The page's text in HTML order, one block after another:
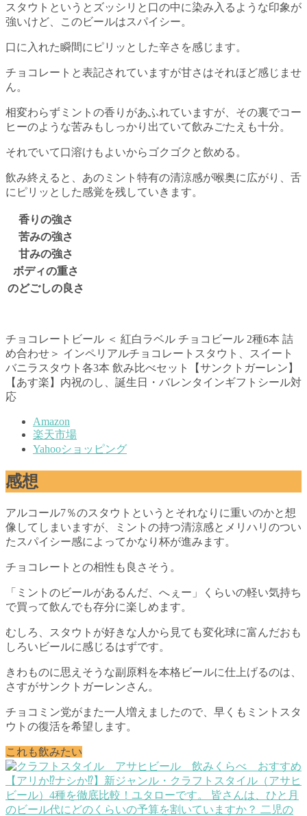
スタウトというとズッシリと口の中に染み入るような印象が
強いけど、このビールはスパイシー。
口に入れた瞬間にピリッとした辛さを感じます。
チョコレートと表記されていますが甘さはそれほど感じませ
ん。
相変わらずミントの香りがあふれていますが、その裏でコー
ヒーのような苦みもしっかり出ていて飲みごたえも十分。
それでいて口溶けもよいからゴクゴクと飲める。
飲み終えると、あのミント特有の清涼感が喉奥に広がり、舌
にピリッとした感覚を残していきます。
香りの強さ
苦みの強さ
甘みの強さ
ボディの重さ
のどごしの良さ
チョコレートビール ＜ 紅白ラベル チョコビール 2種6本 詰
め合わせ＞ インペリアルチョコレートスタウト、スイート
バニラスタウト各3本 飲み比べセット【サンクトガーレン】
【あす楽】内祝のし、誕生日・バレンタインギフトシール対
応
Amazon
楽天市場
Yahooショッピング
感想
アルコール7％のスタウトというとそれなりに重いのかと想
像してしまいますが、ミントの持つ清涼感とメリハリのつい
たスパイシー感によってかなり杯が進みます。
チョコレートとの相性も良さそう。
「ミントのビールがあるんだ、へぇー」くらいの軽い気持ち
で買って飲んでも存分に楽しめます。
むしろ、スタウトが好きな人から見ても変化球に富んだおも
しろいビールに感じるはずです。
きわものに思えそうな副原料を本格ビールに仕上げるのは、
さすがサンクトガーレンさん。
チョコミン党がまた一人増えましたので、早くもミントスタ
ウトの復活を希望します。
これも飲みたい
【アリか⁉ナシか⁉】新ジャンル・クラフトスタイル（アサヒ
ビール）4種を徹底比較！ ユタローです。 皆さんは、ひと月
のビール代にどのくらいの予算を割いていますか？ 二児の